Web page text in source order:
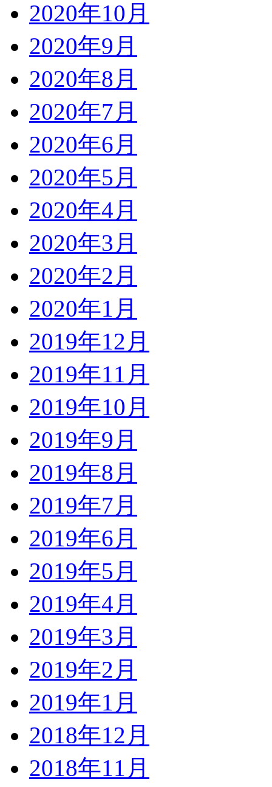
2020年10月
2020年9月
2020年8月
2020年7月
2020年6月
2020年5月
2020年4月
2020年3月
2020年2月
2020年1月
2019年12月
2019年11月
2019年10月
2019年9月
2019年8月
2019年7月
2019年6月
2019年5月
2019年4月
2019年3月
2019年2月
2019年1月
2018年12月
2018年11月